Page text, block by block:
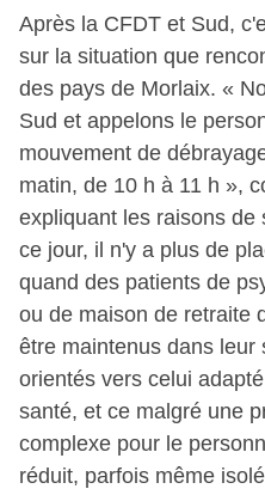
Après la CFDT et Sud,
sur la situation que
des pays de Morlaix. «
Sud et appelons le
mouvement de
matin, de 10 h à 11 h »,
expliquant les raisons de
ce jour, il n'y a plus de
quand des patients de
ou de maison de retraite
être maintenus dans leur
orientés vers celui
santé, et ce malgré une
complexe pour le
réduit, parfois même